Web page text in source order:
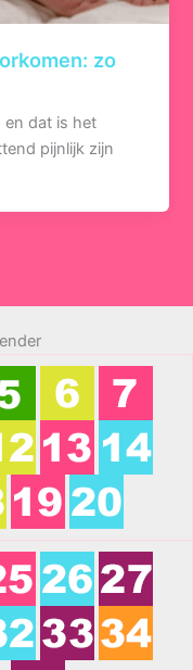
zo
en dat is het
pijnlijk zijn